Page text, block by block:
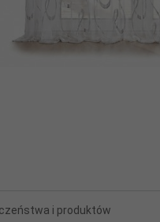
i produktów